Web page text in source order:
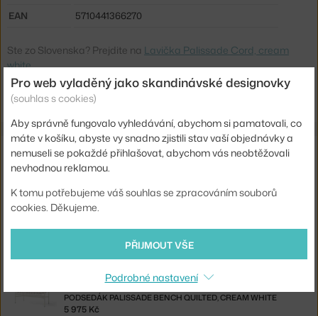
EAN 5710441366270
Ste zo Slovenska? Prejdite na Lavička Palissade Cord, cream
white
Shopping from the EU? Switch toPalissade Cord Dining Bench,
cream white
Související produkty
PODSEDÁK PALISSADE DINING BENCH, CREAM WHITE
2 875 Kč
3 350 Kč
PODSEDÁK PALISSADE BENCH QUILTED, CREAM WHITE
5 975 Kč
Pro web vyladěný jako skandinávské designovky
(souhlas s cookies)
Aby správně fungovalo vyhledávání, abychom si pamatovali, co
máte v košíku, abyste vy snadno zjistili stav vaší objednávky a
nemuseli se pokaždé přihlašovat, abychom vás neobtěžovali
nevhodnou reklamou.
K tomu potřebujeme váš souhlas se zpracováním souborů
cookies. Děkujeme.
PŘIJMOUT VŠE
Podrobné nastavení